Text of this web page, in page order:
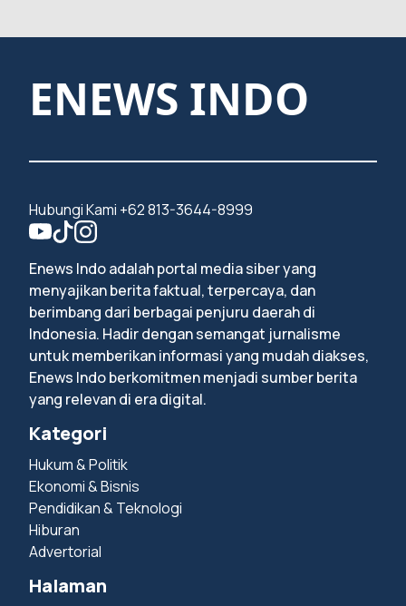
ENEWS INDO
Hubungi Kami +62 813-3644-8999
Enews Indo adalah portal media siber yang
menyajikan berita faktual, terpercaya, dan
berimbang dari berbagai penjuru daerah di
Indonesia. Hadir dengan semangat jurnalisme
untuk memberikan informasi yang mudah diakses,
Enews Indo berkomitmen menjadi sumber berita
yang relevan di era digital.
Kategori
Hukum & Politik
Ekonomi & Bisnis
Pendidikan & Teknologi
Hiburan
Advertorial
Halaman